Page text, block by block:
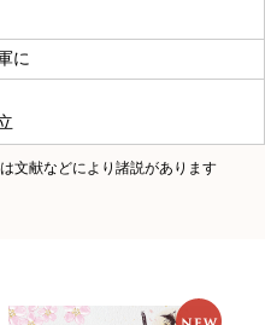
に
文献などにより諸説があります